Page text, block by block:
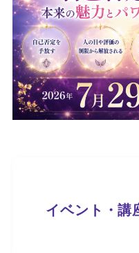
イベント・講